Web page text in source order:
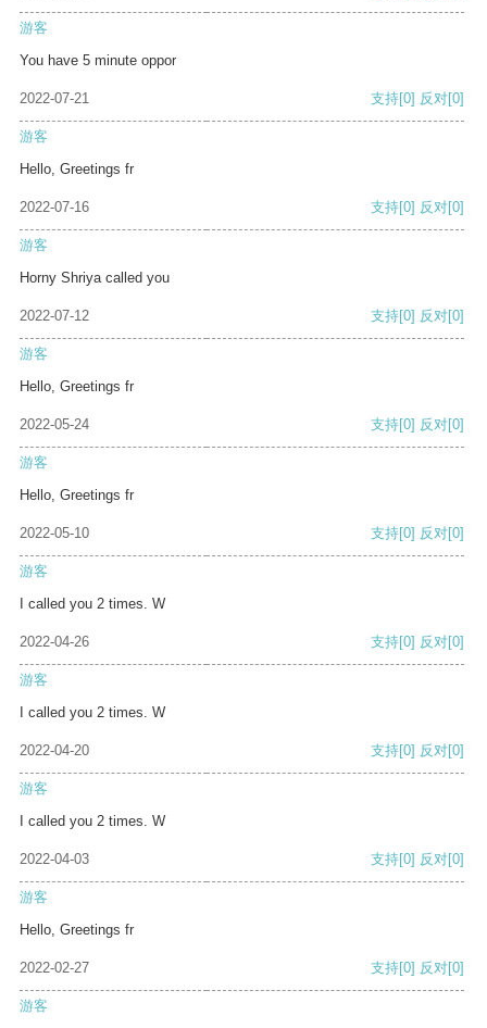
游客
You have 5 minute oppor
2022-07-21 支持[0] 反对[0]
游客
Hello, Greetings fr
2022-07-16 支持[0] 反对[0]
游客
Horny Shriya called you
2022-07-12 支持[0] 反对[0]
游客
Hello, Greetings fr
2022-05-24 支持[0] 反对[0]
游客
Hello, Greetings fr
2022-05-10 支持[0] 反对[0]
游客
I called you 2 times. W
2022-04-26 支持[0] 反对[0]
游客
I called you 2 times. W
2022-04-20 支持[0] 反对[0]
游客
I called you 2 times. W
2022-04-03 支持[0] 反对[0]
游客
Hello, Greetings fr
2022-02-27 支持[0] 反对[0]
游客